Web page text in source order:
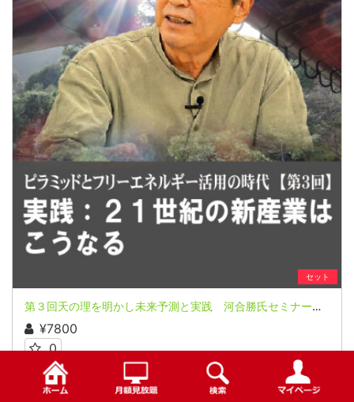
セット
第３回天の理を明かし未来予測と実践 河合勝氏セミナー３回シリーズ（前半＆後半）
¥7800
0